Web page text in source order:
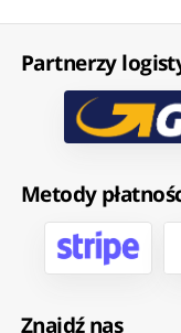
Partnerzy
Metody
Znajdź nas